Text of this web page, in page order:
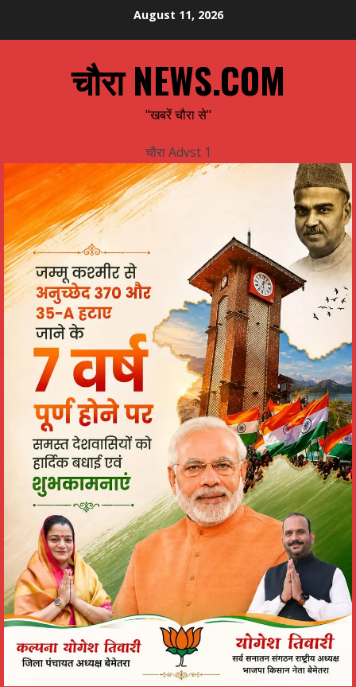
August 11, 2026
चौरा NEWS.COM
"खबरें चौरा से"
चौरा Advst 1